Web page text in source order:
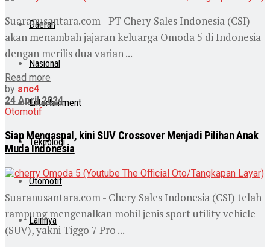
Daerah
Nasional
Entertainment
Teknologi
Otomotif
Lainnya
Suaranusantara.com - PT Chery Sales Indonesia (CSI)
akan menambah jajaran keluarga Omoda 5 di Indonesia
dengan merilis dua varian ...
Read more
by snc4
24 April 2024
Otomotif
Siap Mengaspal, kini SUV Crossover Menjadi Pilihan Anak
Muda Indonesia
Suaranusantara.com - Chery Sales Indonesia (CSI) telah
rampung mengenalkan mobil jenis sport utility vehicle
(SUV), yakni Tiggo 7 Pro ...